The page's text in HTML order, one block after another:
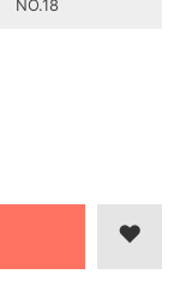
NO.18